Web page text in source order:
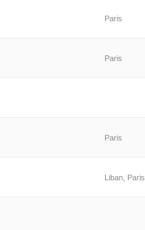
Paris
Paris
Paris
Liban, Paris